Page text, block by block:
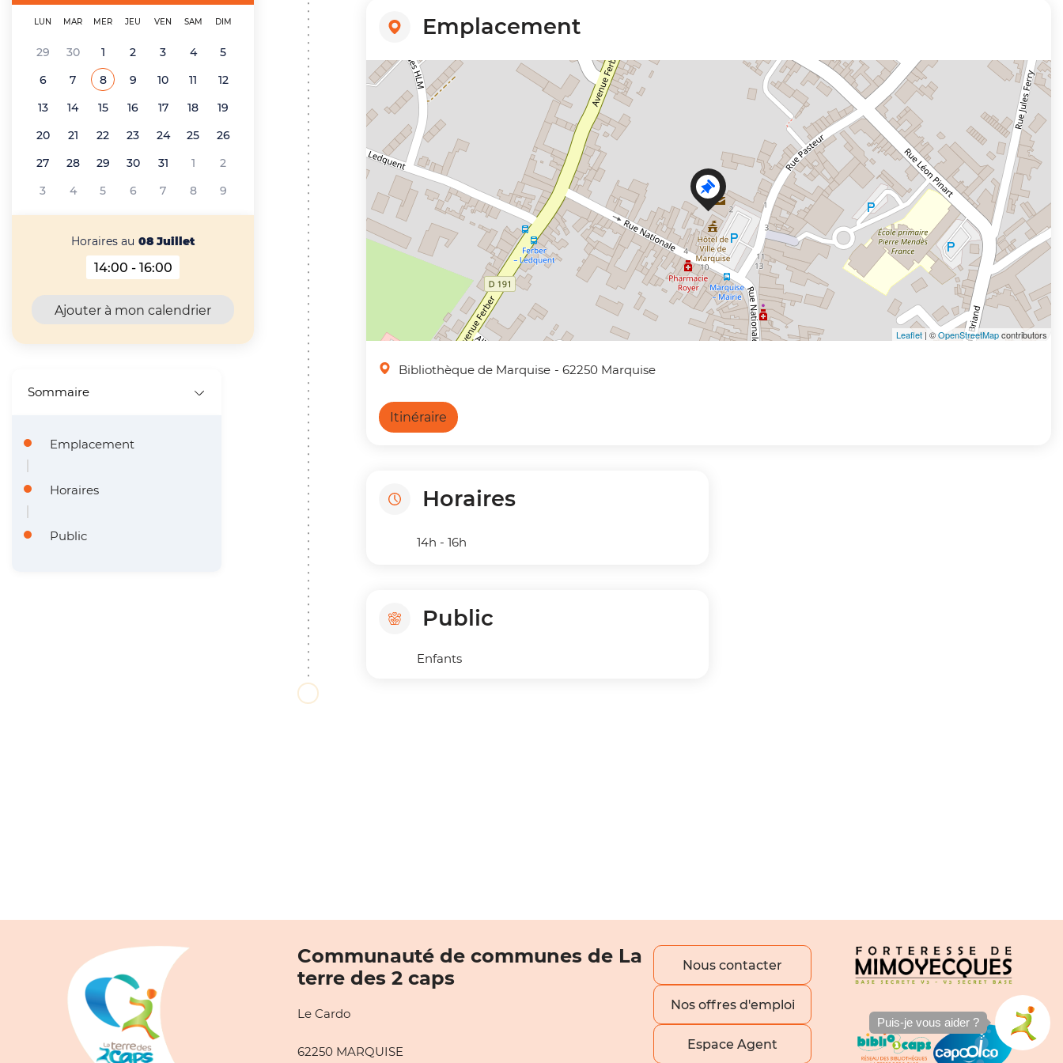
i
n
c
i
p
a
l
e
'
LUN MAR MER JEU VEN SAM DIM
29 30 1 2 3 4
5
6
7 Voir tous les événements de
8Juillet 2026
9 10 11
12
13
14 15 16 17 18
19
20
21 22 23 24 25
26
27
28 29 30 31 1
2
3
4 5 6 7 8 9
Horaires au 08 Juillet
Horaires au 08 Juillet 2026
14:00 - 16:00
Ajouter à mon calendrier
Sommaire
Emplacement
Horaires
Public
Emplacement
+
−
Leaflet | ©OpenStreetMapcontributors
Bibliothèque de Marquise - 62250 Marquise
Itinéraire
Horaires
14h - 16h
Public
Enfants
Communauté de communes de La
terre des 2 caps
Le Cardo
62250 MARQUISE
Nous contacter
Nos offres d'emploi
Espace Agent
Puis-je vous aider ?